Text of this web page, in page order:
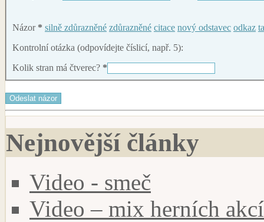
Názor * silně zdůrazněné zdůrazněné citace nový odstavec odkaz
Kontrolní otázka (odpovídejte číslicí, např. 5):
Kolik stran má čtverec? *
Nejnovější články
Video - smeč
Video – mix herních akcí